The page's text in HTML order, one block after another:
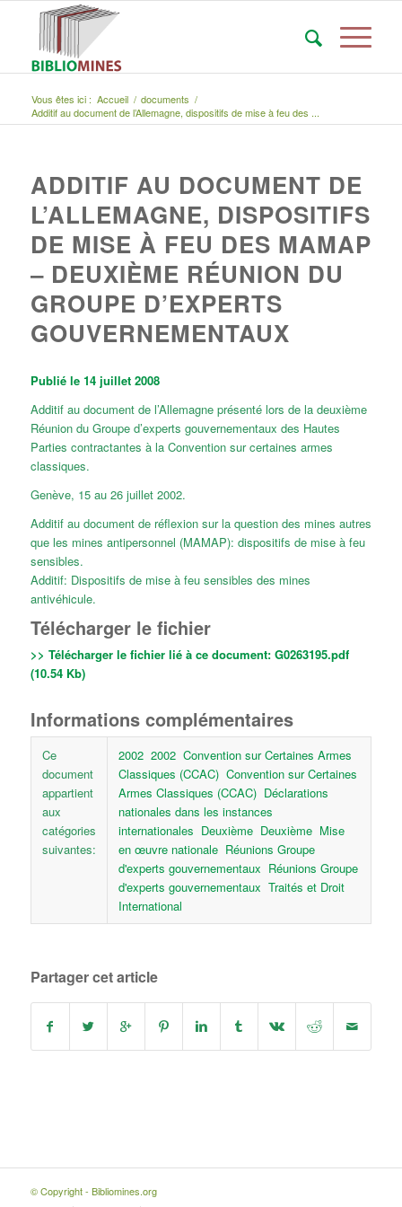
Vous êtes ici : Accueil / documents /
Additif au document de l’Allemagne, dispositifs de mise à feu des ...
ADDITIF AU DOCUMENT DE
L’ALLEMAGNE, DISPOSITIFS
DE MISE À FEU DES MAMAP
– DEUXIÈME RÉUNION DU
GROUPE D’EXPERTS
GOUVERNEMENTAUX
Publié le 14 juillet 2008
Additif au document de l’Allemagne présenté lors de la deuxième
Réunion du Groupe d’experts gouvernementaux des Hautes
Parties contractantes à la Convention sur certaines armes
classiques.
Genève, 15 au 26 juillet 2002.
Additif au document de réflexion sur la question des mines autres
que les mines antipersonnel (MAMAP): dispositifs de mise à feu
sensibles.
Additif: Dispositifs de mise à feu sensibles des mines
antivéhicule.
Télécharger le fichier
>> Télécharger le fichier lié à ce document: G0263195.pdf
(10.54 Kb)
Informations complémentaires
Ce
document
appartient
aux
catégories
suivantes:
2002 2002 Convention sur Certaines Armes
Classiques (CCAC) Convention sur Certaines
Armes Classiques (CCAC) Déclarations
nationales dans les instances
internationales Deuxième Deuxième Mise
en œuvre nationale Réunions Groupe
d'experts gouvernementaux Réunions Groupe
d'experts gouvernementaux Traités et Droit
International
Partager cet article
© Copyright - Bibliomines.org